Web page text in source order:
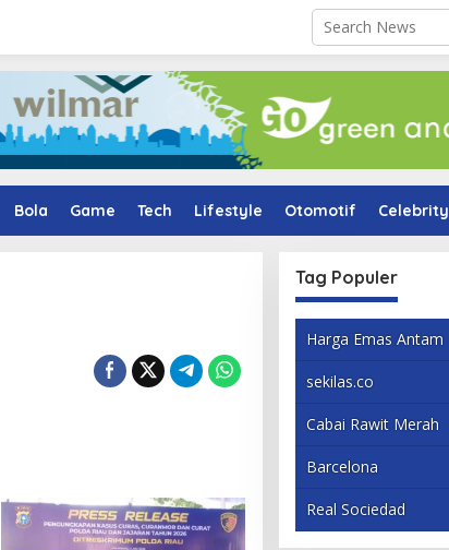
Bola Game Tech Lifestyle Otomotif Celebrity
Tag Populer
Harga Emas Antam
sekilas.co
Cabai Rawit Merah
Barcelona
Real Sociedad